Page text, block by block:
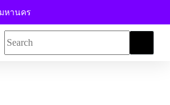
หานคร